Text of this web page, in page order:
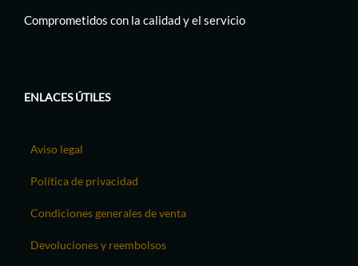
Comprometidos con la calidad y el servicio
ENLACES ÚTILES
Aviso legal
Política de privacidad
Condiciones generales de venta
Devoluciones y reembolsos